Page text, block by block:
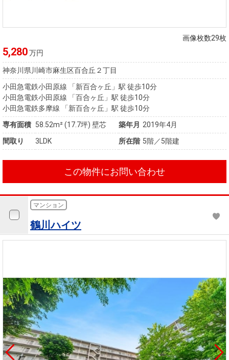
（電子ブ
ック）
画像枚数29枚
5,280万円
神奈川県川崎市麻生区百合丘２丁目
小田急電鉄小田原線 「新百合ヶ丘」駅 徒歩10分
小田急電鉄小田原線 「百合ヶ丘」駅 徒歩10分
小田急電鉄多摩線 「新百合ヶ丘」駅 徒歩10分
専有面積 58.52m²(17.7坪) 壁芯 築年月 2019年4月
間取り
3LDK 所在階 5階／5階建
この物件にお問い合わせ
マンション
鶴川ハイツ